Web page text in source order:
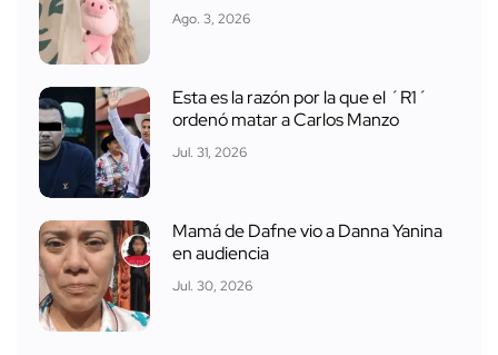
Ago. 3, 2026
Esta es la razón por la que el ´R1´
ordenó matar a Carlos Manzo
Jul. 31, 2026
Mamá de Dafne vio a Danna Yanina
en audiencia
Jul. 30, 2026